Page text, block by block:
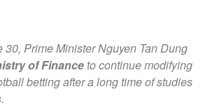
30, Prime Minister Nguyen Tan Dung
of Finance to continue modifying
betting after a long time of studies